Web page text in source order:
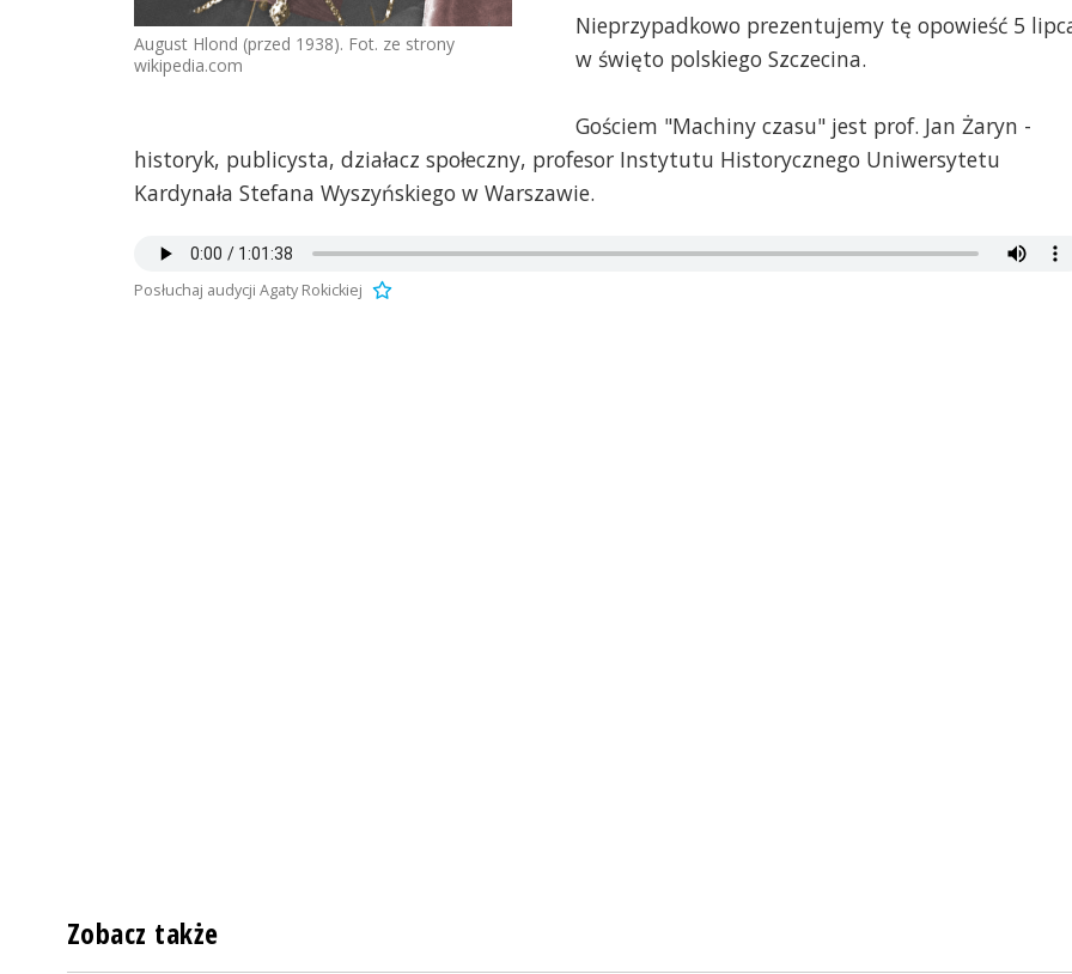
August Hlond (przed 1938). Fot. ze strony
wikipedia.com
Nieprzypadkowo prezentujemy tę opowieść 5
w święto polskiego Szczecina.
Gościem "Machiny czasu" jest prof. Jan Żaryn -
historyk, publicysta, działacz społeczny, profesor Instytutu Historycznego Uniwersytetu
Kardynała Stefana Wyszyńskiego w Warszawie.
Posłuchaj audycji Agaty Rokickiej
Zobacz także